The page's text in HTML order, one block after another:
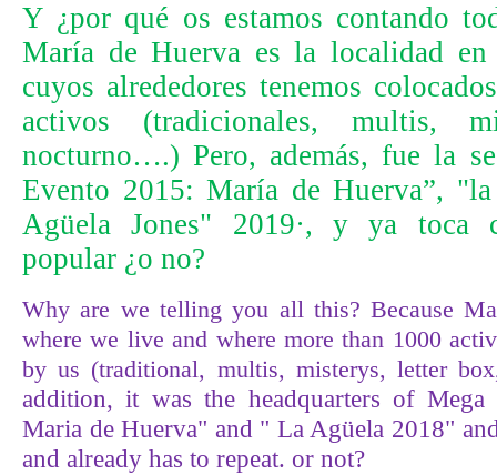
Y ¿por qué os estamos contando
María de Huerva es la localidad
cuyos alrededores tenemos
activos (tradicionales, multis,
nocturno….) Pero, además, fue la
Evento 2015: María de Huerva”,
Agüela Jones" 2019·, y ya toca
popular ¿o no?
Why are we telling you all this? Because
where we live and where more than 1000
by us (traditional, multis, misterys, letter
addition, it was the headquarters of
Maria de Huerva" and " La Agüela 2018"
and already has to repeat. or not?